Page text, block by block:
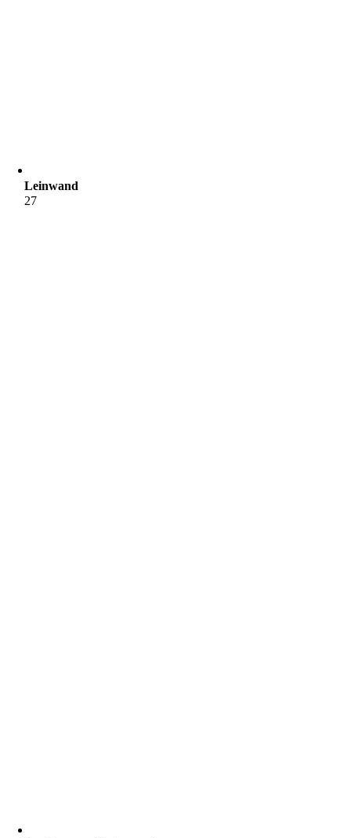
Leinwand
27